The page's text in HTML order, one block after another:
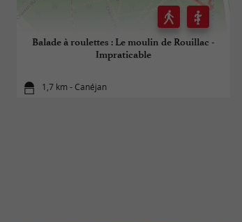
Balade à roulettes : Le moulin de Rouillac -
Impraticable
1,7 km - Canéjan